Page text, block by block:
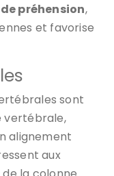
préhension,
et favorise
sont
vertébrale,
alignement
aux